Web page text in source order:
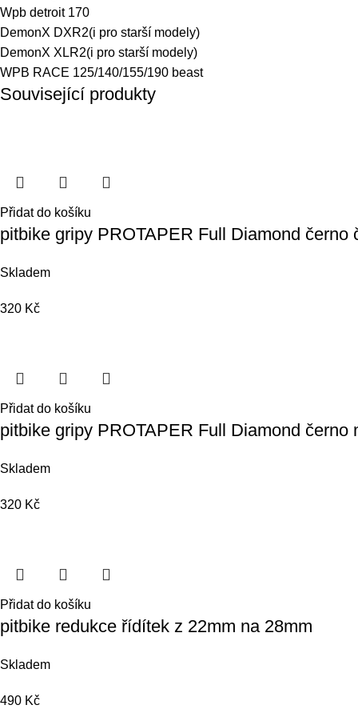
Wpb detroit 170
DemonX DXR2(i pro starší modely)
DemonX XLR2(i pro starší modely)
WPB RACE 125/140/155/190 beast
Související produkty
Přidat do košíku
pitbike gripy PROTAPER Full Diamond černo
Skladem
320 Kč
Přidat do košíku
pitbike gripy PROTAPER Full Diamond černo
Skladem
320 Kč
Přidat do košíku
pitbike redukce řídítek z 22mm na 28mm
Skladem
490 Kč